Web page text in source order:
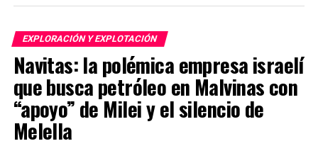
EXPLORACIÓN Y EXPLOTACIÓN
Navitas: la polémica empresa israelí
que busca petróleo en Malvinas con
“apoyo” de Milei y el silencio de
Melella